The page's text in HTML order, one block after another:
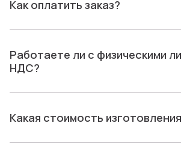
Как оплатить заказ?
Работаете ли с физическими
НДС?
Какая стоимость